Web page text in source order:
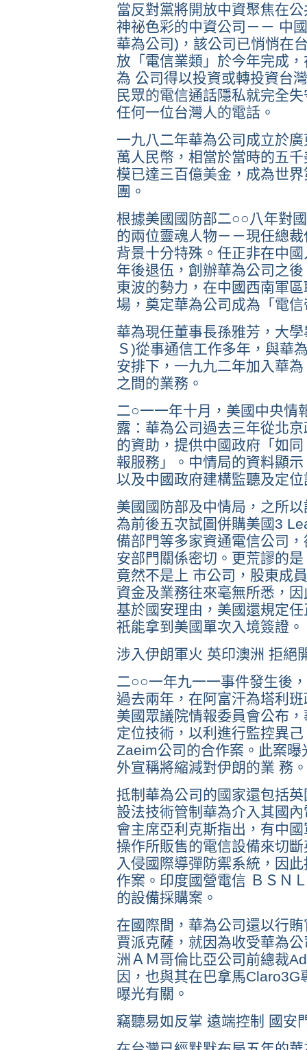
當反對黨將開放中資聚焦在
神祕色彩的中資公司－－ 中
華為公司)，該公司已悄悄在
放「電信業類」於今年完成
為 公司得以投資或轉投資台
民眾的電信通話隱私就完全
任何一位台灣人的電話。
一九八二年華為公司成立於
萬人民幣，相當於當時的五
模已達三百億美金，成為世
團。
根據美國國防部二○○八年對
的兩位靈魂人物－－現任總
背景十分特殊。任正非在中
年後退伍，創辦華為公司之
東波的勢力，在中國西南軍
場，奠定華為公司成為「電
華為現任董事長孫雅芳，大
Ｓ)從事通信工作多年，與華
安排下，一九九二年加入華
之間的業務。
二○一一年十月，美國中央情
露：華為公司過去三年從北
的資助，提供中國政府「如
報服務」。中情局的資料顯
以及中國政府建構監聽及定
美國國防部及中情局，之所
為前後五次試圖併購美國3
備部門等多家資通電信公司
安部門關係密切。更荒謬的
竟然不是上 市公司，股東成
資金及業務往來毫無所悉，
基於國安理由，美國還規定
祇能拿到美國單次入境簽證。
涉入伊朗軍火 英印澳洲 拒絕
二○○一年九一一事件發生後
過去兩年，在阿富汗為塔利
美國眾議院情報委員會公布
定位技術，以利進行監控異
Zaeim公司的合作案。此案
外宣稱將縮減對伊朗的業 務。
抵制華為公司的國家還包括
設法技術管制華為介入其國
會主席亞利克斯指出，有中
操作所販售的電信設備來切
入侵國際導彈防禦系統，因
作案。印度國營電信 ＢＳＮ
的設備採購案。
在國際間，華為公司還以行
賈派克薩，就因為收受華為
洲ＡＭ哥倫比亞公司前總裁
因，也與其在巴拿馬
曝光有關。
竊聽易如反掌 遠端控制 國安